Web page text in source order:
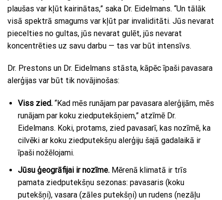
plaušas var kļūt kairinātas,” saka Dr. Eidelmans. “Un tālāk
visā spektrā smagums var kļūt par invaliditāti. Jūs nevarat
piecelties no gultas, jūs nevarat gulēt, jūs nevarat
koncentrēties uz savu darbu — tas var būt intensīvs.
Dr. Prestons un Dr. Eidelmans stāsta, kāpēc īpaši pavasara
alerģijas var būt tik novājinošas:
Viss zied.“Kad mēs runājam par pavasara alerģijām, mēs
runājam par koku ziedputekšņiem,” atzīmē Dr.
Eidelmans. Koki, protams, zied pavasarī, kas nozīmē, ka
cilvēki ar koku ziedputekšņu alerģiju šajā gadalaikā ir
īpaši nožēlojami.
Jūsu ģeogrāfijai ir nozīme.Mērenā klimatā ir trīs
pamata ziedputekšņu sezonas: pavasaris (koku
putekšņi), vasara (zāles putekšņi) un rudens (nezāļu